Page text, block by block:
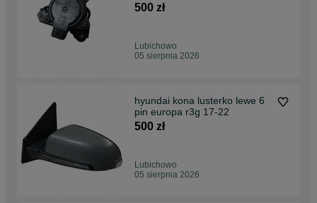
500 zł
Lubichowo
05 sierpnia 2026
hyundai kona lusterko lewe 6
pin europa r3g 17-22
500 zł
Lubichowo
05 sierpnia 2026